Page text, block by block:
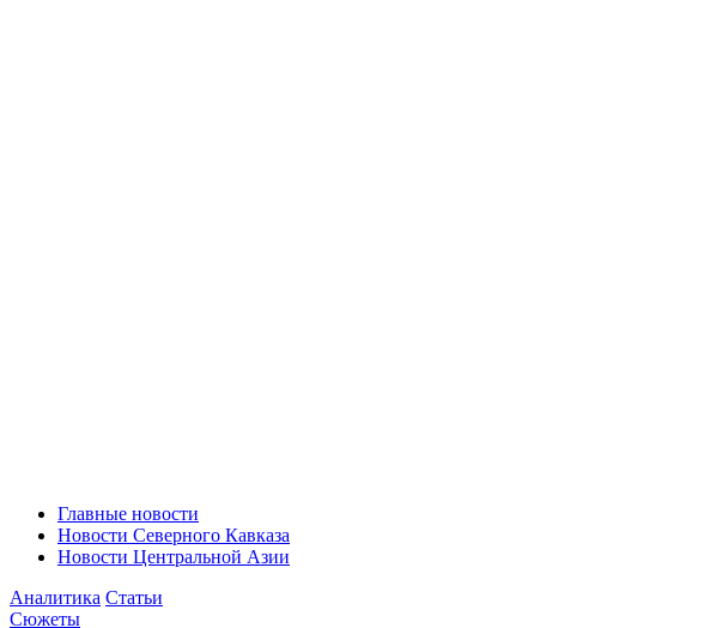
Главные новости
Новости Северного Кавказа
Новости Центральной Азии
Аналитика Статьи
Сюжеты